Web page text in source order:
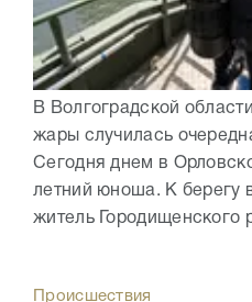
В Волгоградской
жары случилась
Сегодня днем в
летний юноша. К берегу
житель Городищенского
Происшествия